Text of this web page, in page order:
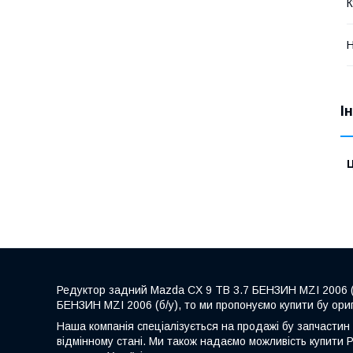
Редуктор задний Mazda CX 9 TB 3.7 БЕНЗИН MZI 2006
БЕНЗИН MZI 2006 (б/у), то ми пропонуємо купити бу
Наша компанія спеціалізується на продажі бу
відмінному стані. Ми також надаємо можливість